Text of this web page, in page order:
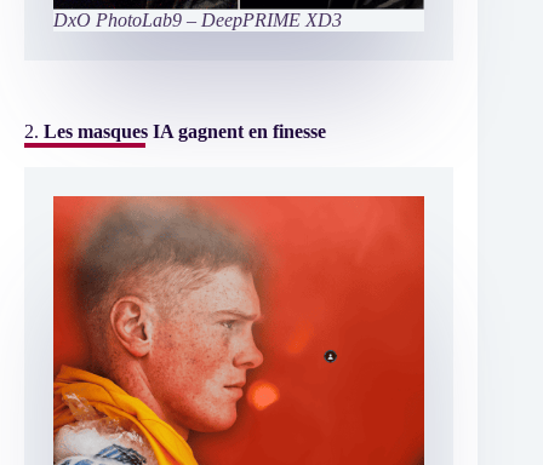
DxO PhotoLab9 – DeepPRIME XD3
2. Les masques IA gagnent en finesse